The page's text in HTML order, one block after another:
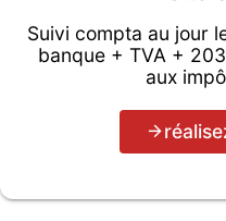
Suivi compta au jour
banque + TVA +
aux